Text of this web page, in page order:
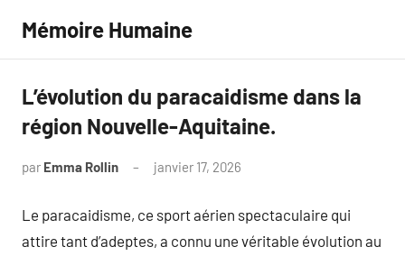
contenu
Mémoire Humaine
L’évolution du paracaidisme dans la
région Nouvelle-Aquitaine.
par Emma Rollin janvier 17, 2026
Le paracaidisme, ce sport aérien spectaculaire qui
attire tant d’adeptes, a connu une véritable évolution au